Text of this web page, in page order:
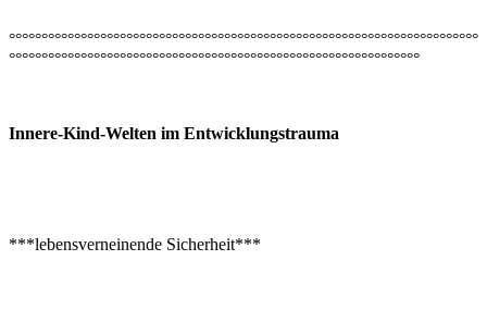
°°°°°°°°°°°°°°°°°°°°°°°°°°°°°°°°°°°°°°°°°°°°°°°°°°°°°°°°°°°°°°°°°°°°°°°°
°°°°°°°°°°°°°°°°°°°°°°°°°°°°°°°°°°°°°°°°°°°°°°°°°°°°°°°°°°°°°°°
Innere-Kind-Welten im Entwicklungstrauma
***lebensverneinende Sicherheit***